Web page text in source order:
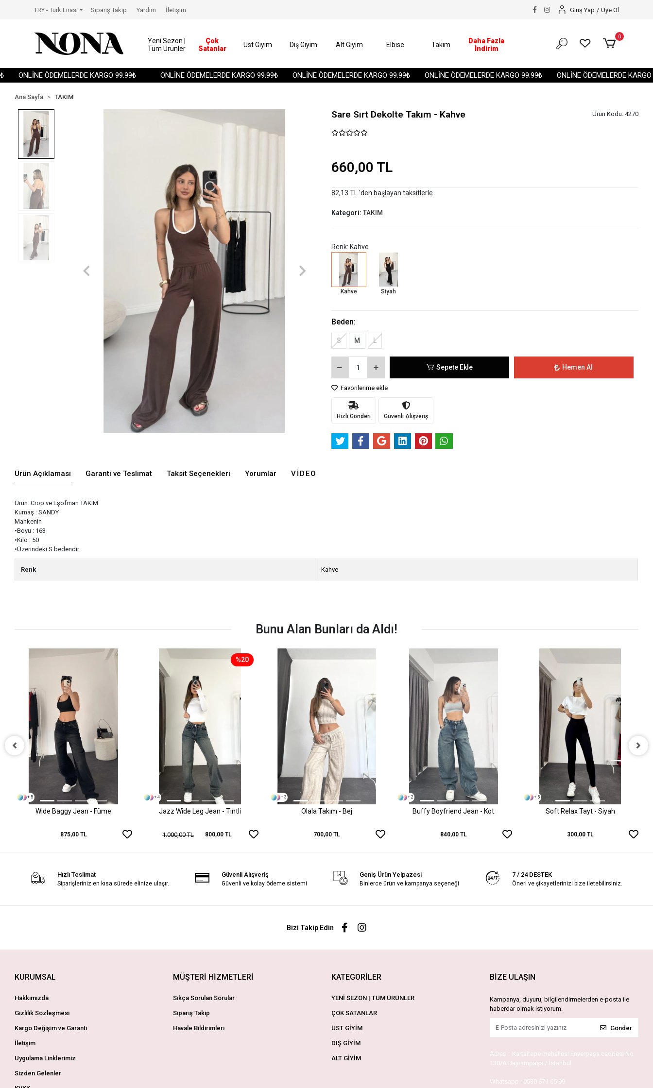
ONLİNE ÖDEMELERDE KARGO 99.99₺ ONLİNE ÖDEMELERDE KARGO 99.99₺ ONLİNE ÖDEMELERDE KARGO 99.99₺ ONLİNE ÖDEMELERDE KARGO 99.99₺ ONLİNE ÖDEMELERDE KARGO
TRY - Türk Lirası Sipariş Takip Yardım İletişim Giriş Yap / Üye Ol
Yeni Sezon |
Tüm Ürünler
Çok
Satanlar
Üst Giyim Dış Giyim Alt Giyim Elbise Takım
Daha Fazla
İndirim
0
Ana Sayfa TAKIM
Sare Sırt Dekolte Takım - Kahve Ürün Kodu: 4270
660,00 TL
82,13 TL 'den başlayan taksitlerle
Kategori: TAKIM
Renk: Kahve
Kahve Siyah
Beden:
S M L
Sepete Ekle Hemen Al
Favorilerime ekle
Hızlı Gönderi Güvenli Alışveriş
Ürün Açıklaması Garanti ve Teslimat Taksit Seçenekleri Yorumlar VIDEO
Ürün: Crop ve Eşofman TAKIM
Kumaş : SANDY
Mankenin
•Boyu : 163
•Kilo : 50
•Üzerindeki S bedendir
Renk Kahve
Bunu Alan Bunları da Aldı!
+ 5
Wide Baggy Jean - Füme
875,00 TL
%20
+ 4
Jazz Wide Leg Jean - Tintli
1.000,00 TL 800,00 TL
+ 3
Olala Takım - Bej
700,00 TL
+ 2
Buffy Boyfriend Jean - Kot
840,00 TL
+ 5
Soft Relax Tayt - Siyah
300,00 TL
Hızlı Teslimat
Siparişleriniz en kısa sürede elinize ulaşır.
Güvenli Alışveriş
Güvenli ve kolay ödeme sistemi
Geniş Ürün Yelpazesi
Binlerce ürün ve kampanya seçeneği
7 / 24 DESTEK
Öneri ve şikayetlerinizi bize iletebilirsiniz.
Bizi Takip Edin
KURUMSAL
Hakkımızda
Gizlilik Sözleşmesi
Kargo Değişim ve Garanti
İletişim
Uygulama Linklerimiz
Sizden Gelenler
MÜŞTERİ HİZMETLERİ
Sıkça Sorulan Sorular
Sipariş Takip
Havale Bildirimleri
KATEGORİLER
YENİ SEZON | TÜM ÜRÜNLER
ÇOK SATANLAR
ÜST GİYİM
DIŞ GİYİM
ALT GİYİM
BİZE ULAŞIN
Kampanya, duyuru, bilgilendirmelerden e-posta ile
haberdar olmak istiyorum.
Gönder
Adres : Kartaltepe mahallesi Enverpaşa caddesi No
130/A Bayrampaşa / İstanbul
Whatsapp : 0530 671 65 99